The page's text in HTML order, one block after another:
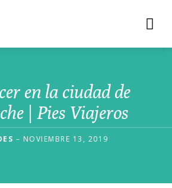
en la ciudad de
| Pies Viajeros
– NOVIEMBRE 13, 2019